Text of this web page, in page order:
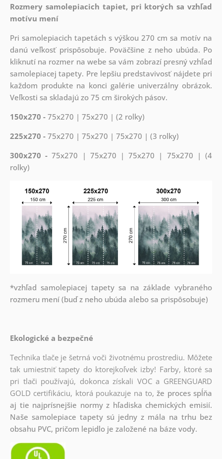
Rozmery samolepiacich tapiet, pri ktorých sa vzhľad
motívu mení
Pri samolepiacich tapetách s výškou 270 cm sa motív na
danú veľkosť prispôsobuje. Poväčšine z neho ubúda. Po
kliknutí na rozmer na webe sa vám zobrazí presný vzhľad
samolepiacej tapety. Pre lepšiu predstavivosť nájdete pri
každom produkte na konci galérie univerzálny obrázok.
Veľkosti sa skladajú zo 75 cm širokých pásov.
150x270 -75x270 | 75x270 | (2 rolky)
225x270 -75x270 | 75x270 | 75x270 | (3 rolky)
300x270 -75x270 | 75x270 | 75x270 | 75x270 | (4
rolky)
*vzhľad samolepiacej tapety sa na základe vybraného
rozmeru mení (buď z neho ubúda alebo sa prispôsobuje)
Ekologické a bezpečné
Technika tlače je šetrná voči životnému prostrediu. Môžete
tak umiestniť tapety do ktorejkoľvek izby! Farby, ktoré sa
pri tlači používajú, dokonca získali VOC a GREENGUARD
GOLD certifikáciu, ktorá poukazuje na to,že proces spĺňa
aj tie najprísnejšie normy z hľadiska chemických emisií.
Naše samolepiace tapety sú jedny z mála na trhu bez
obsahu PVC, pričom lepidlo je založené na báze vody.